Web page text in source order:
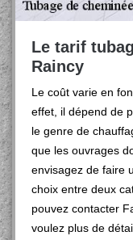
Le tarif
Raincy
Le coût varie en
effet, il dépend de
le genre de
que les ouvrages
envisagez de faire
choix entre deux
pouvez contacter
voulez plus de